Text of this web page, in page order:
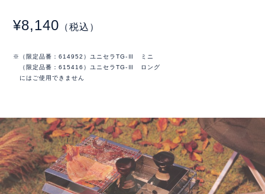
¥8,140 （税込）
※（限定品番：614952）ユニセラTG-Ⅲ ミニ
（限定品番：615416）ユニセラTG-Ⅲ ロング
にはご使用できません